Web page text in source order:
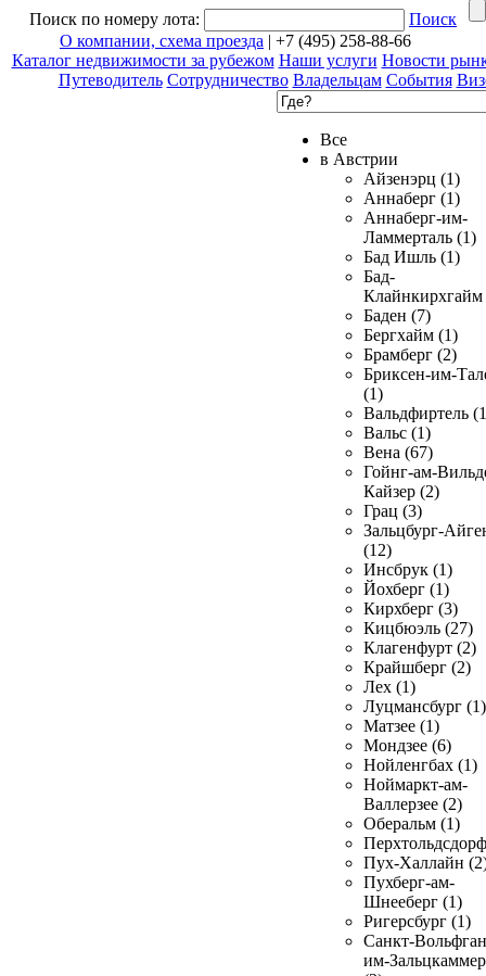
Поиск по номеру лота:
Поиск
О компании, схема проезда | +7 (495) 258-88-66
Каталог недвижимости за рубежом Наши услуги Новости
Путеводитель Сотрудничество Владельцам События
Все
в Австрии
Айзенэрц (1)
Аннаберг (1)
Аннаберг-им-
Ламмерталь (1)
Бад Ишль (1)
Бад-
Клайнкирхгайм
Баден (7)
Бергхайм (1)
Брамберг (2)
Бриксен-им-
(1)
Вальдфиртель
Вальс (1)
Вена (67)
Гойнг-ам-
Кайзер (2)
Грац (3)
Зальцбург-
(12)
Инсбрук (1)
Йохберг (1)
Кирхберг (3)
Кицбюэль (27)
Клагенфурт (2)
Крайшберг (2)
Лех (1)
Луцмансбург (1)
Матзее (1)
Мондзее (6)
Нойленгбах (1)
Ноймаркт-ам-
Валлерзее (2)
Оберальм (1)
Пух-Халлайн
Пухберг-ам-
Шнееберг (1)
Ригерсбург (1)
Санкт-
им-